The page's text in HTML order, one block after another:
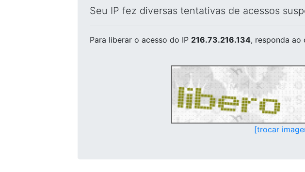
Seu IP fez diversas tentativas de acessos
Para liberar o acesso do IP 216.73.216.134, responda ao
[trocar